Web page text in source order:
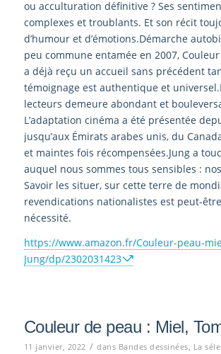
ou acculturation définitive ? Ses
complexes et troublants. Et son récit
d’humour et d’émotions.Démarche
peu commune entamée en 2007,
a déjà reçu un accueil sans précédent
témoignage est authentique et
lecteurs demeure abondant et
L’adaptation cinéma a été présentée
jusqu’aux Émirats arabes unis, du
et maintes fois récompensées.Jung a
auquel nous sommes tous sensibles :
Savoir les situer, sur cette terre de
revendications nationalistes est peut-
nécessité.
https://www.amazon.fr/Couleur-peau-
Jung/dp/2302031423
Couleur de peau : Miel,
11 janvier, 2022 / dans Bandes dessinées, La